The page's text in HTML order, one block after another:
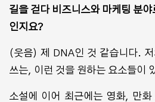
길을 걷다 비즈니스와 마케팅 분
인지요?
(웃음) 제 DNA인 것 같습니다.
쓰는, 이런 것을 원하는 요소들이
소설에 이어 최근에는 영화, 만